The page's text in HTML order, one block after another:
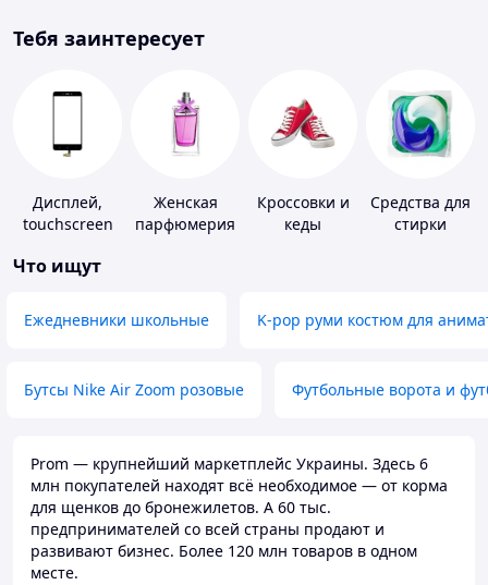
Тебя заинтересует
Дисплей,
touchscreen
телефонов
Женская
парфюмерия
Кроссовки и
кеды
Средства для
стирки
Что ищут
Ежедневники школьные K-pop руми костюм для
Бутсы Nike Air Zoom розовые Футбольные ворота и
Prom — крупнейший маркетплейс Украины. Здесь 6
млн покупателей находят всё необходимое — от корма
для щенков до бронежилетов. А 60 тыс.
предпринимателей со всей страны продают и
развивают бизнес. Более 120 млн товаров в одном
месте.